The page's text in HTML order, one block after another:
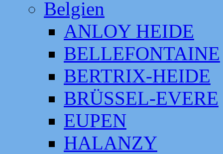
Belgien
ANLOY HEIDE
BELLEFONTAINE
BERTRIX-HEIDE
BRÜSSEL-EVERE
EUPEN
HALANZY